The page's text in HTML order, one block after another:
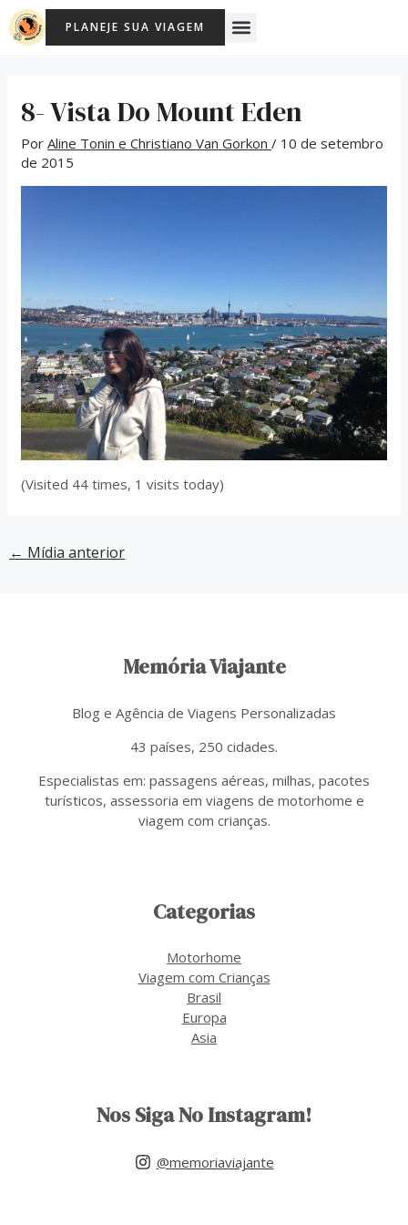
para
PLANEJE SUA VIAGEM Menu
8- Vista Do Mount Eden
PorAline Tonin e Christiano Van Gorkon/ 10 de setembro
de 2015
(Visited 44 times, 1 visits today)
Post
navigation
← Mídia anterior
Memória Viajante
Blog e Agência de Viagens Personalizadas
43 países, 250 cidades.
Especialistas em: passagens aéreas, milhas, pacotes
turísticos, assessoria em viagens de motorhome e
viagem com crianças.
Categorias
Motorhome
Viagem com Crianças
Brasil
Europa
Asia
Nos Siga No Instagram!
@memoriaviajante